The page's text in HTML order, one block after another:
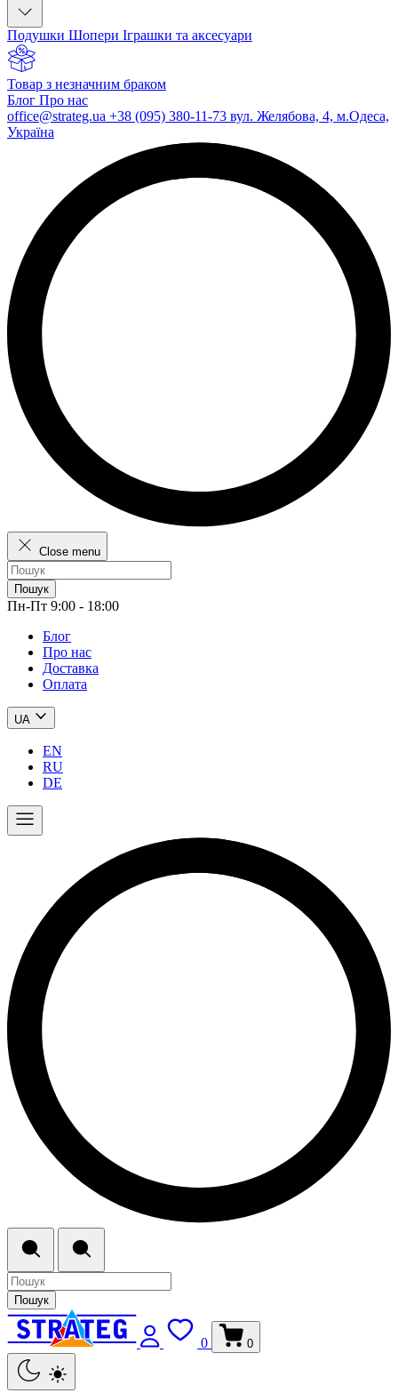
Подушки Шопери Іграшки та аксесуари
Товар з незначним браком
Блог Про нас
office@strateg.ua +38 (095) 380-11-73 вул. Желябова, 4, м.Одеса,
Україна
Close menu
Пошук
Пн-Пт 9:00 - 18:00
Блог
Про нас
Доставка
Оплата
UA
EN
RU
DE
Пошук
0 0